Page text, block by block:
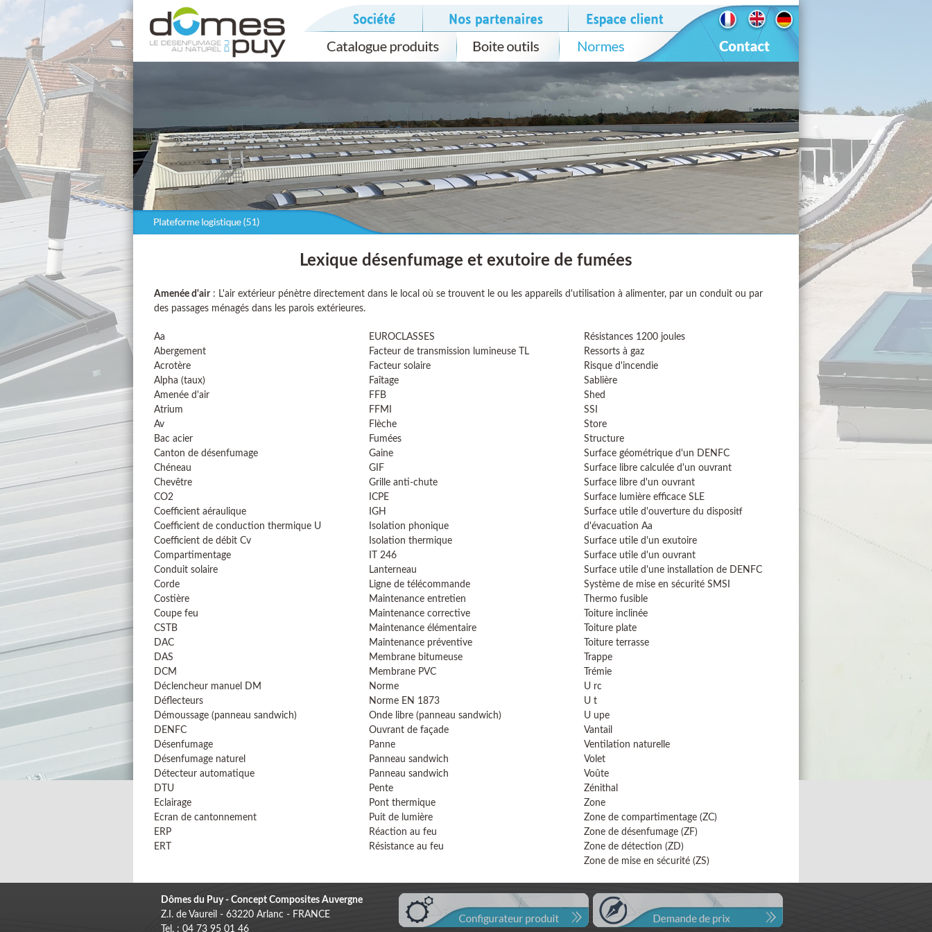
Lexique désenfumage et exutoire de fumées
Amenée d'air: L'air extérieur pénètre directement dans le local où se trouvent le ou les appareils d'utilisation à alimenter, par un conduit ou par
des passages ménagés dans les parois extérieures.
Aa
Abergement
Acrotère
Alpha (taux)
Amenée d'air
Atrium
Av
Bac acier
Canton de désenfumage
Chéneau
Chevêtre
CO2
Coefficient aéraulique
Coefficient de conduction thermique U
Coefficient de débit Cv
Compartimentage
Conduit solaire
Corde
Costière
Coupe feu
CSTB
DAC
DAS
DCM
Déclencheur manuel DM
Déflecteurs
Démoussage (panneau sandwich)
DENFC
Désenfumage
Désenfumage naturel
Détecteur automatique
DTU
Eclairage
Ecran de cantonnement
ERP
ERT
EUROCLASSES
Facteur de transmission lumineuse TL
Facteur solaire
Faîtage
FFB
FFMI
Flèche
Fumées
Gaine
GIF
Grille anti-chute
ICPE
IGH
Isolation phonique
Isolation thermique
IT 246
Lanterneau
Ligne de télécommande
Maintenance entretien
Maintenance corrective
Maintenance élémentaire
Maintenance préventive
Membrane bitumeuse
Membrane PVC
Norme
Norme EN 1873
Onde libre (panneau sandwich)
Ouvrant de façade
Panne
Panneau sandwich
Panneau sandwich
Pente
Pont thermique
Puit de lumière
Réaction au feu
Résistance au feu
Résistances 1200 joules
Ressorts à gaz
Risque d'incendie
Sablière
Shed
SSI
Store
Structure
Surface géométrique d'un DENFC
Surface libre calculée d'un ouvrant
Surface libre d'un ouvrant
Surface lumière efficace SLE
Surface utile d'ouverture du dispositf
d'évacuation Aa
Surface utile d'un exutoire
Surface utile d'un ouvrant
Surface utile d'une installation de DENFC
Système de mise en sécurité SMSI
Thermo fusible
Toiture inclinée
Toiture plate
Toiture terrasse
Trappe
Trémie
U rc
U t
U upe
Vantail
Ventilation naturelle
Volet
Voûte
Zénithal
Zone
Zone de compartimentage (ZC)
Zone de désenfumage (ZF)
Zone de détection (ZD)
Zone de mise en sécurité (ZS)
Dômes du Puy - Concept Composites Auvergne
Z.I. de Vaureil - 63220 Arlanc - FRANCE
Tel. : 04 73 95 01 46